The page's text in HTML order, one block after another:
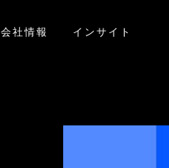
会社情報 インサイト